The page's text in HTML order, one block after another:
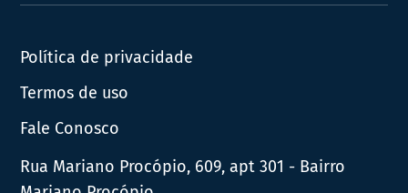
News
Política de privacidade
Termos de uso
Fale Conosco
Rua Mariano Procópio, 609, apt 301 - Bairro